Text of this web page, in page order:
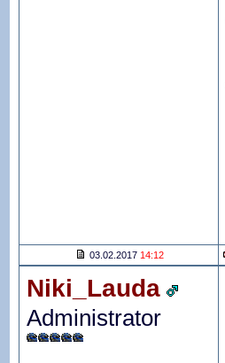
03.02.2017 14:12
Niki_Lauda
Administrator